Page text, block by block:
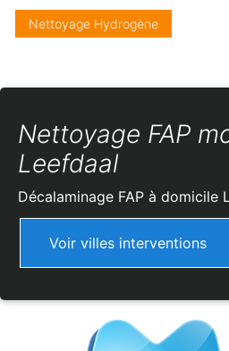
Nettoyage Hydrogène
Nettoyage FAP
Leefdaal
Décalaminage FAP à domicile
Voir villes interventions